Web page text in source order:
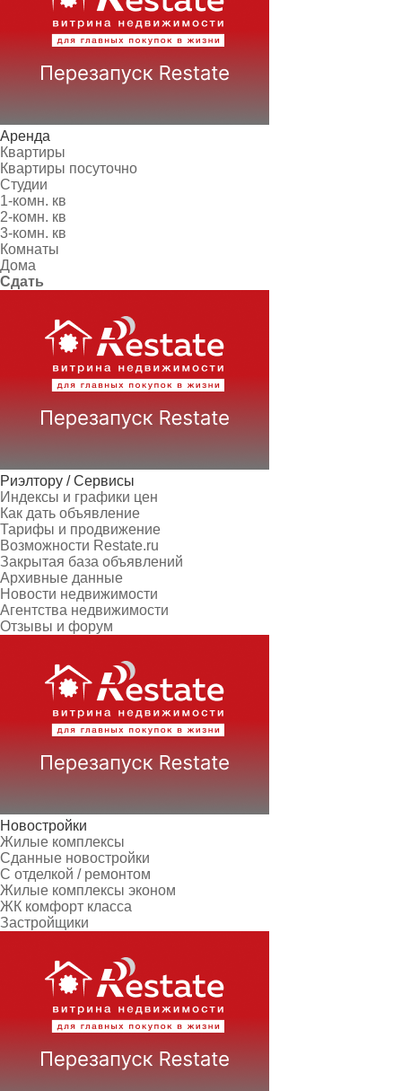
Аренда
Квартиры
Квартиры посуточно
Студии
1-комн. кв
2-комн. кв
3-комн. кв
Комнаты
Дома
Сдать
Риэлтору / Сервисы
Индексы и графики цен
Как дать объявление
Тарифы и продвижение
Возможности Restate.ru
Закрытая база объявлений
Архивные данные
Новости недвижимости
Агентства недвижимости
Отзывы и форум
Новостройки
Жилые комплексы
Сданные новостройки
С отделкой / ремонтом
Жилые комплексы эконом
ЖК комфорт класса
Застройщики